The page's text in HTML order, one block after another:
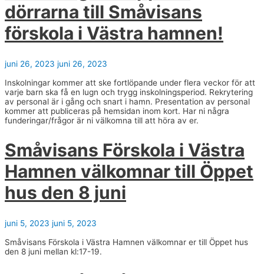
dörrarna till Småvisans
förskola i Västra hamnen!
juni 26, 2023 juni 26, 2023
Inskolningar kommer att ske fortlöpande under flera veckor för att
varje barn ska få en lugn och trygg inskolningsperiod. Rekrytering
av personal är i gång och snart i hamn. Presentation av personal
kommer att publiceras på hemsidan inom kort. Har ni några
funderingar/frågor är ni välkomna till att höra av er.
Småvisans Förskola i Västra
Hamnen välkomnar till Öppet
hus den 8 juni
juni 5, 2023 juni 5, 2023
Småvisans Förskola i Västra Hamnen välkomnar er till Öppet hus
den 8 juni mellan kl:17-19.